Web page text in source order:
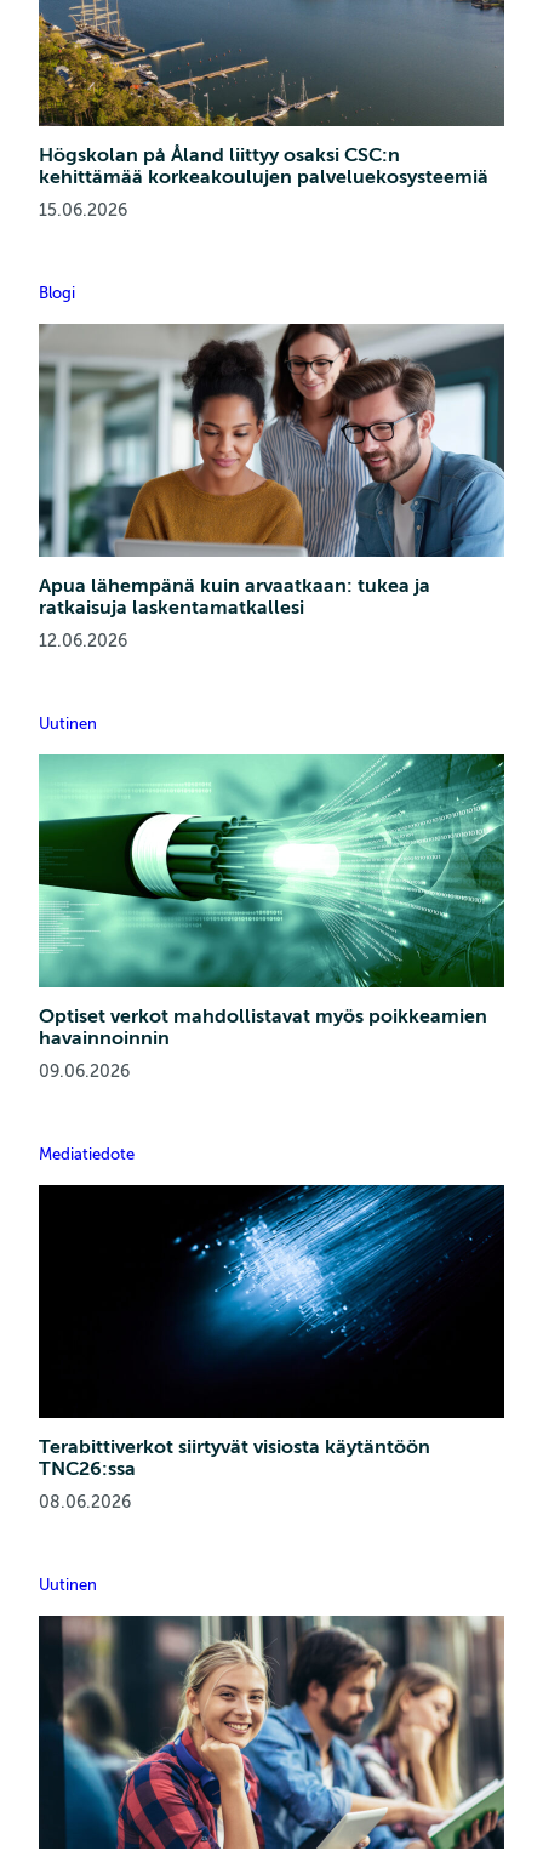
Högskolan på Åland liittyy osaksi CSC:n
kehittämää korkeakoulujen palveluekosysteemiä
15.06.2026
Blogi
Apua lähempänä kuin arvaatkaan: tukea ja
ratkaisuja laskentamatkallesi
12.06.2026
Uutinen
Optiset verkot mahdollistavat myös poikkeamien
havainnoinnin
09.06.2026
Mediatiedote
Terabittiverkot siirtyvät visiosta käytäntöön
TNC26:ssa
08.06.2026
Uutinen